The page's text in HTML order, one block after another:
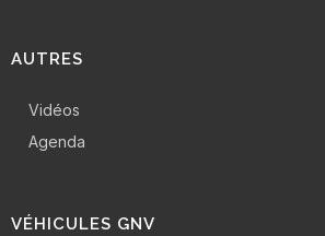
AUTRES
Vidéos
Agenda
VÉHICULES GNV